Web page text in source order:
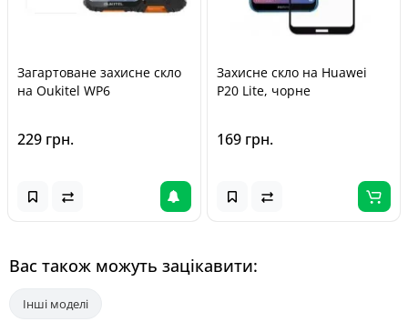
Загартоване захисне скло
на Oukitel WP6
229 грн.
Захисне скло на Huawei
P20 Lite, чорне
169 грн.
Вас також можуть зацікавити:
Інші моделі